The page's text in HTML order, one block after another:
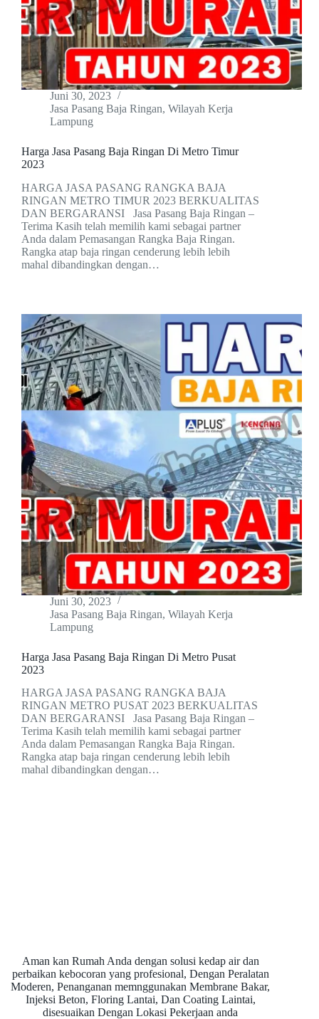
Juni 30, 2023
Jasa Pasang Baja Ringan, Wilayah Kerja
Lampung
Harga Jasa Pasang Baja Ringan Di Metro Timur
2023
HARGA JASA PASANG RANGKA BAJA
RINGAN METRO TIMUR 2023 BERKUALITAS
DAN BERGARANSI Jasa Pasang Baja Ringan –
Terima Kasih telah memilih kami sebagai partner
Anda dalam Pemasangan Rangka Baja Ringan.
Rangka atap baja ringan cenderung lebih lebih
mahal dibandingkan dengan…
Juni 30, 2023
Jasa Pasang Baja Ringan, Wilayah Kerja
Lampung
Harga Jasa Pasang Baja Ringan Di Metro Pusat
2023
HARGA JASA PASANG RANGKA BAJA
RINGAN METRO PUSAT 2023 BERKUALITAS
DAN BERGARANSI Jasa Pasang Baja Ringan –
Terima Kasih telah memilih kami sebagai partner
Anda dalam Pemasangan Rangka Baja Ringan.
Rangka atap baja ringan cenderung lebih lebih
mahal dibandingkan dengan…
Aman kan Rumah Anda dengan solusi kedap air dan
perbaikan kebocoran yang profesional, Dengan Peralatan
Moderen, Penanganan memnggunakan Membrane Bakar,
Injeksi Beton, Floring Lantai, Dan Coating Laintai,
disesuaikan Dengan Lokasi Pekerjaan anda